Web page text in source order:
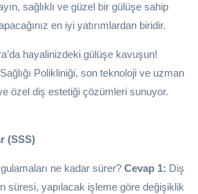
sağlıklı ve güzel bir gülüşe sahip
en iyi yatırımlardan biridir.
hayalinizdeki gülüşe kavuşun!
Polikliniği, son teknoloji ve uzman
özel diş estetiği çözümleri sunuyor.
(SSS)
ne kadar sürer? Cevap 1: Diş
süresi, yapılacak işleme göre değişiklik